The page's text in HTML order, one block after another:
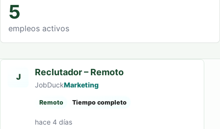
5
empleos activos
J Reclutador – Remoto
JobDuckMarketing
Remoto Tiempo completo
hace 4 días